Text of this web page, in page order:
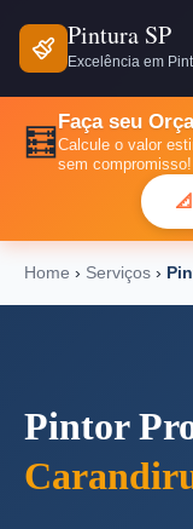
Pintura SP
Excelência em
🧮
Faça seu
Calcule o valor
sem compromisso!
Home › Serviços ›
Pintor